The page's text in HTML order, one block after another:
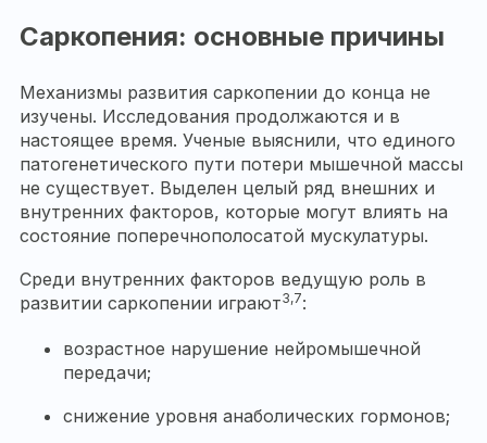
Саркопения: основные причины
Механизмы развития саркопении до конца не
изучены. Исследования продолжаются и в
настоящее время. Ученые выяснили, что единого
патогенетического пути потери мышечной массы
не существует. Выделен целый ряд внешних и
внутренних факторов, которые могут влиять на
состояние поперечнополосатой мускулатуры.
Среди внутренних факторов ведущую роль в
развитии саркопении играют3,7:
возрастное нарушение нейромышечной
передачи;
снижение уровня анаболических гормонов;